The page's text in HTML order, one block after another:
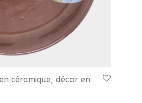
céramique, décor en